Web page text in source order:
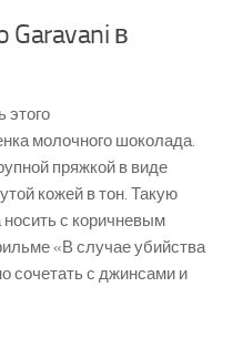
Garavani в
этого
молочного шоколада.
пряжкой в виде
кожей в тон. Такую
с коричневым
«В случае убийства
сочетать с джинсами и